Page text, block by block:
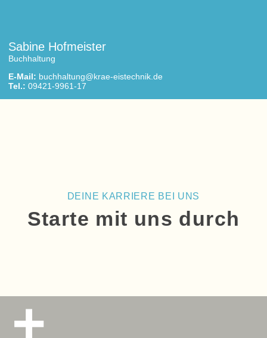
Sabine Hofmeister
Buchhaltung
E-Mail: buchhaltung@krae-eistechnik.de
Tel.: 09421-9961-17
DEINE KARRIERE BEI UNS
Starte mit uns durch